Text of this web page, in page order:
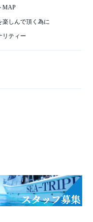
MAP
楽しんで頂く為に
リティー